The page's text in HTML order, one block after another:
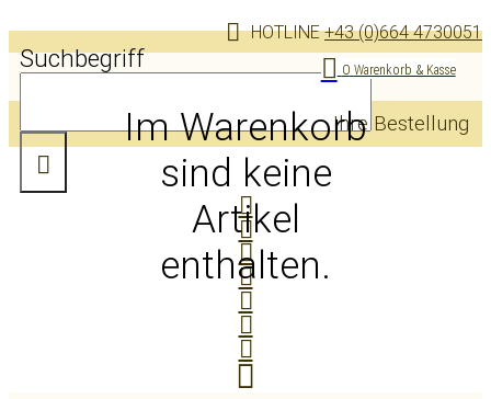
HOTLINE+43 (0)664 4730051
Suchbegriff 0 Warenkorb & Kasse
Ihre Bestellung
Im Warenkorb
sind keine
Artikel
enthalten.